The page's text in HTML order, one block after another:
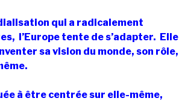
qui a radicalement
l’Europe tente de s’adapter. Elle
sa vision du monde, son rôle,
à être centrée sur elle-même,